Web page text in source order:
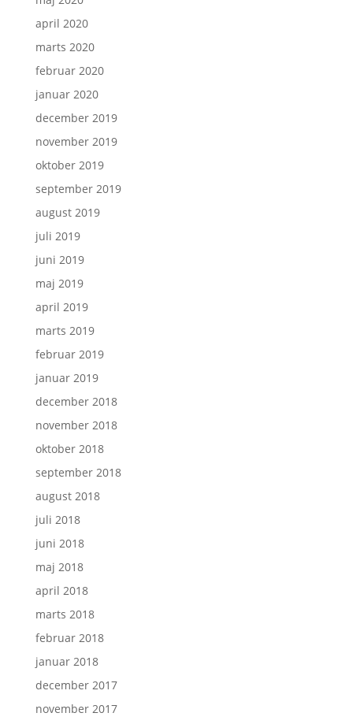
april 2020
marts 2020
februar 2020
januar 2020
december 2019
november 2019
oktober 2019
september 2019
august 2019
juli 2019
juni 2019
maj 2019
april 2019
marts 2019
februar 2019
januar 2019
december 2018
november 2018
oktober 2018
september 2018
august 2018
juli 2018
juni 2018
maj 2018
april 2018
marts 2018
februar 2018
januar 2018
december 2017
november 2017